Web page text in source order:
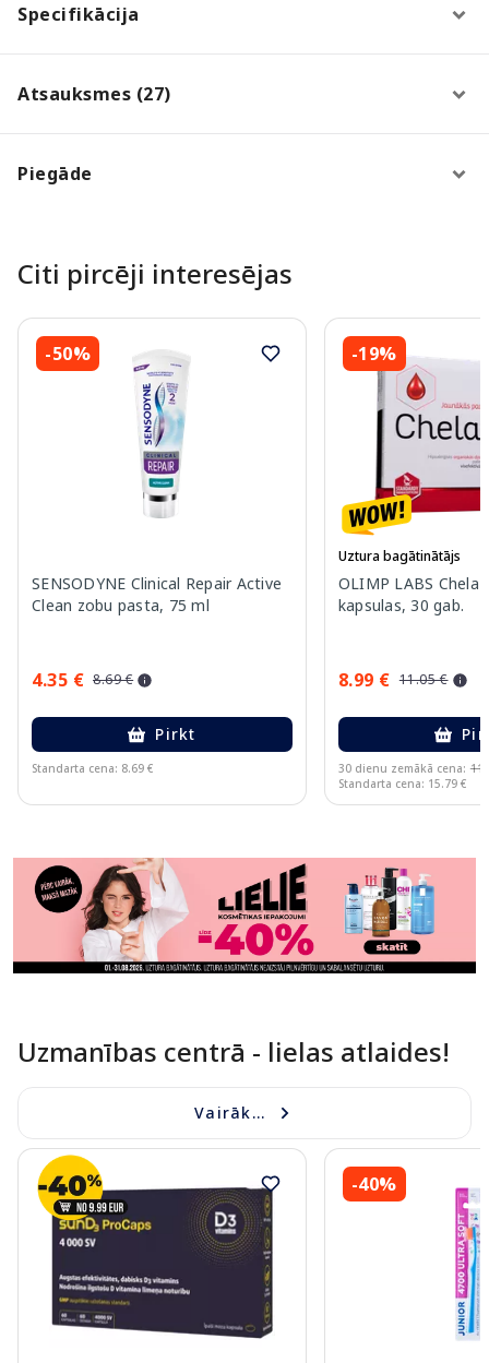
Specifikācija
Atsauksmes (27)
Piegāde
Citi pircēji interesējas
-50%
SENSODYNE Clinical Repair Active
Clean zobu pasta, 75 ml
4.35 € 8.69 €
Pirkt
Standarta cena: 8.69 €
-19%
Uztura bagātinātājs
OLIMP LABS
kapsulas, 30 gab.
8.99 € 11.05 €
30 dienu zemākā cena:
Standarta cena: 15.79 €
Uzmanības centrā - lielas atlaides!
Vairāk...
-40%